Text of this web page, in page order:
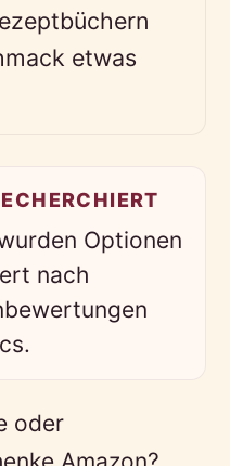
etwas
Optionen
nach
oder